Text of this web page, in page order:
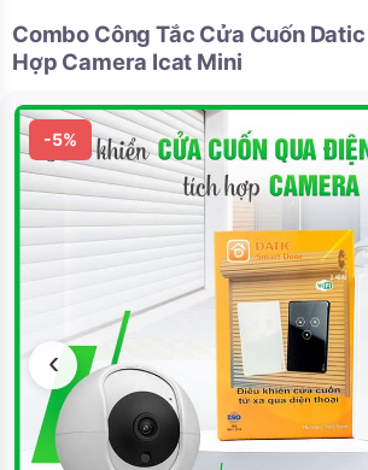
Combo Công Tắc Cửa Cuốn
Hợp Camera Icat Mini
‹
-5%